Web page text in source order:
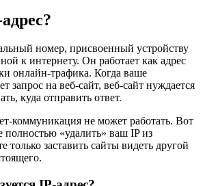
номер, присвоенный устройству
к интернету. Он работает как адрес
онлайн-трафика. Когда ваше
запрос на веб-сайт, веб-сайт нуждается
куда отправить ответ.
коммуникация не может работать. Вот
«удалить» ваш IP из
только заставить сайты видеть другой